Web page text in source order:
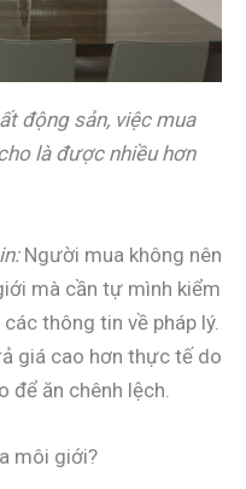
động sản, việc mua
là được nhiều hơn
Người mua không nên
mà cần tự mình kiểm
thông tin về pháp lý.
giá cao hơn thực tế do
để ăn chênh lệch.
môi giới?